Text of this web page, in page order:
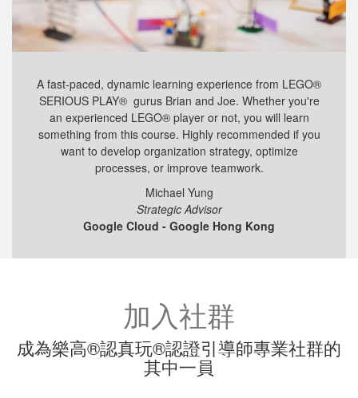
A fast-paced, dynamic learning experience from LEGO®
SERIOUS PLAY® gurus Brian and Joe. Whether you're
an experienced LEGO®player or not, you will learn
something from this course. Highly recommended if you
want to develop organization strategy, optimize
processes, or improve teamwork.
Michael Yung
StrategicAdvisor
Google Cloud - Google Hong Kong
加入社群
成為樂高®認真玩®認證引導師專業社群的
其中一員